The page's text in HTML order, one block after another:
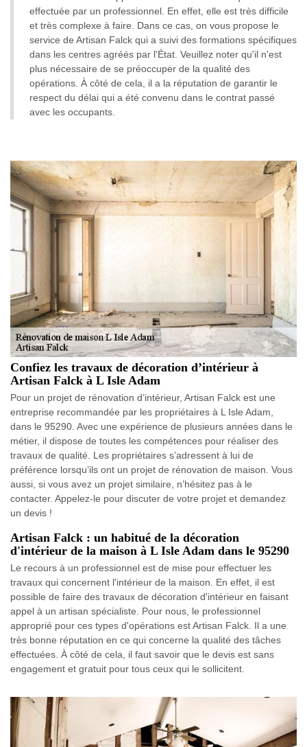
effectuée par un professionnel. En effet, elle est très difficile
et très complexe à faire. Dans ce cas, on vous propose le
service de Artisan Falck qui a suivi des formations spécifiques
dans les centres agréés par l'État. Veuillez noter qu'il n'est
plus nécessaire de se préoccuper de la qualité des
opérations. À côté de cela, il a la réputation de garantir le
respect du délai qui a été convenu dans le contrat passé
avec les occupants.
Confiez les travaux de décoration d’intérieur à
Artisan Falck à L Isle Adam
Pour un projet de rénovation d’intérieur, Artisan Falck est une
entreprise recommandée par les propriétaires à L Isle Adam,
dans le 95290. Avec une expérience de plusieurs années dans le
métier, il dispose de toutes les compétences pour réaliser des
travaux de qualité. Les propriétaires s’adressent à lui de
préférence lorsqu’ils ont un projet de rénovation de maison. Vous
aussi, si vous avez un projet similaire, n’hésitez pas à le
contacter. Appelez-le pour discuter de votre projet et demandez
un devis !
Artisan Falck : un habitué de la décoration
d'intérieur de la maison à L Isle Adam dans le 95290
Le recours à un professionnel est de mise pour effectuer les
travaux qui concernent l'intérieur de la maison. En effet, il est
possible de faire des travaux de décoration d'intérieur en faisant
appel à un artisan spécialiste. Pour nous, le professionnel
approprié pour ces types d'opérations est Artisan Falck. Il a une
très bonne réputation en ce qui concerne la qualité des tâches
effectuées. À côté de cela, il faut savoir que le devis est sans
engagement et gratuit pour tous ceux qui le sollicitent.